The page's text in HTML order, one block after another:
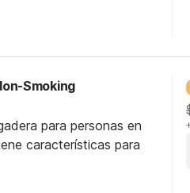
Smoking
para personas en
características para